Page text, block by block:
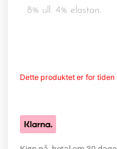
8% ull. 4% elastan.
Dette produktet er for